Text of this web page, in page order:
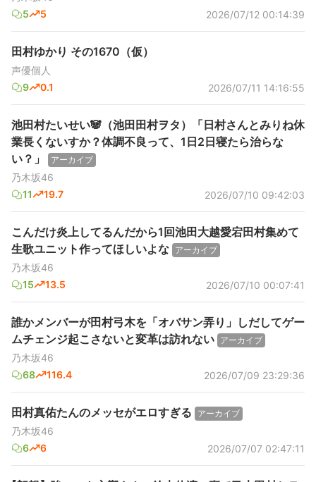
5
5 2026/07/12 00:14:39
田村ゆかり その1670（仮）
声優個人
9
0.1 2026/07/11 14:16:55
池田村たいせい🐼（池田田村ヲタ）「日村さんとみりね休
業長くないすか？体調不良って、1日2日寝たら治らな
い？」
アーカイブ
乃木坂46
11
19.7 2026/07/10 09:42:03
こんだけ炎上してるんだから1回池田大越愛宕田村集めて
生歌ユニット作ってほしいよな アーカイブ
乃木坂46
15
13.5 2026/07/10 00:07:41
誰かメンバーが田村弓木を「オバサン弄り」しだしてゲー
ムチェンジ起こさないと変革は訪れない アーカイブ
乃木坂46
68
116.4 2026/07/09 23:29:36
田村真佑たんのメッセがエロすぎる アーカイブ
乃木坂46
6
6 2026/07/07 02:47:11